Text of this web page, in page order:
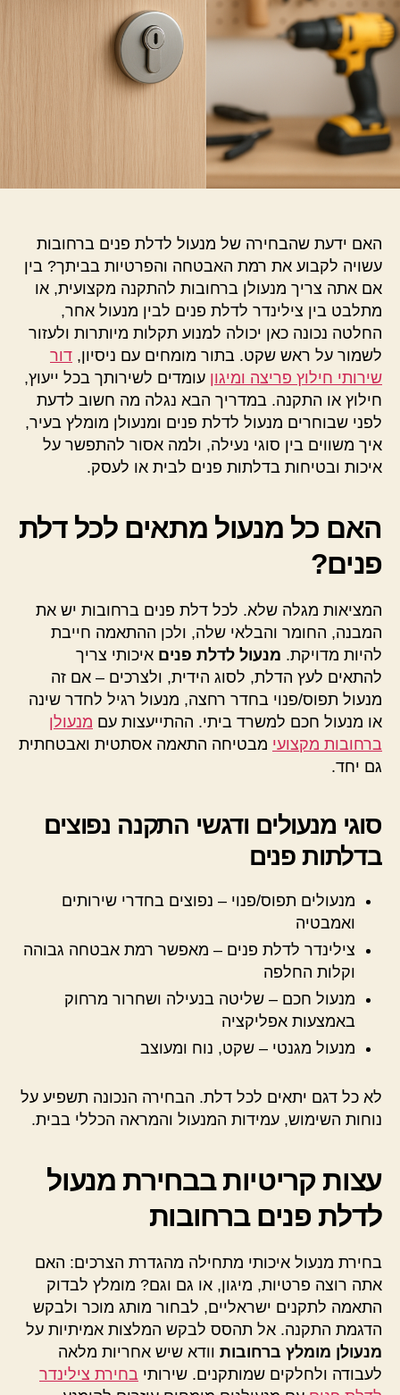
האם ידעת שהבחירה של מנעול לדלת פנים ברחובות
עשויה לקבוע את רמת האבטחה והפרטיות בביתך? בין
אם אתה צריך מנעולן ברחובות להתקנה מקצועית, או
מתלבט בין צילינדר לדלת פנים לבין מנעול אחר,
החלטה נכונה כאן יכולה למנוע תקלות מיותרות ולעזור
לשמור על ראש שקט. בתור מומחים עם ניסיון, דור
שירותי חילוץ פריצה ומיגון עומדים לשירותך בכל ייעוץ,
חילוץ או התקנה. במדריך הבא נגלה מה חשוב לדעת
לפני שבוחרים מנעול לדלת פנים ומנעולן מומלץ בעיר,
איך משווים בין סוגי נעילה, ולמה אסור להתפשר על
איכות ובטיחות בדלתות פנים לבית או לעסק.
האם כל מנעול מתאים לכל דלת
פנים?
המציאות מגלה שלא. לכל דלת פנים ברחובות יש את
המבנה, החומר והבלאי שלה, ולכן ההתאמה חייבת
להיות מדויקת. מנעול לדלת פנים איכותי צריך
להתאים לעץ הדלת, לסוג הידית, ולצרכים – אם זה
מנעול תפוס/פנוי בחדר רחצה, מנעול רגיל לחדר שינה
או מנעול חכם למשרד ביתי. ההתייעצות עם מנעולן
ברחובות מקצועי מבטיחה התאמה אסתטית ואבטחתית
גם יחד.
סוגי מנעולים ודגשי התקנה נפוצים
בדלתות פנים
מנעולים תפוס/פנוי – נפוצים בחדרי שירותים
ואמבטיה
צילינדר לדלת פנים – מאפשר רמת אבטחה גבוהה
וקלות החלפה
מנעול חכם – שליטה בנעילה ושחרור מרחוק
באמצעות אפליקציה
מנעול מגנטי – שקט, נוח ומעוצב
לא כל דגם יתאים לכל דלת. הבחירה הנכונה תשפיע על
נוחות השימוש, עמידות המנעול והמראה הכללי בבית.
עצות קריטיות בבחירת מנעול
לדלת פנים ברחובות
בחירת מנעול איכותי מתחילה מהגדרת הצרכים: האם
אתה רוצה פרטיות, מיגון, או גם וגם? מומלץ לבדוק
התאמה לתקנים ישראליים, לבחור מותג מוכר ולבקש
הדגמת התקנה. אל תהסס לבקש המלצות אמיתיות על
מנעולן מומלץ ברחובות וודא שיש אחריות מלאה
לעבודה ולחלקים שמותקנים. שירותי בחירת צילינדר